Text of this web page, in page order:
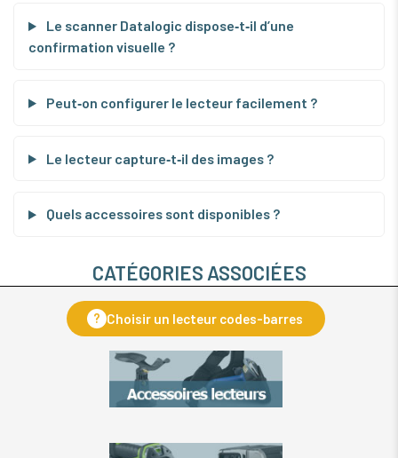
Le scanner Datalogic dispose‑t‑il d’une
confirmation visuelle ?
Peut‑on configurer le lecteur facilement ?
Le lecteur capture‑t‑il des images ?
Quels accessoires sont disponibles ?
CATÉGORIES ASSOCIÉES
? Choisir un lecteur codes-barres